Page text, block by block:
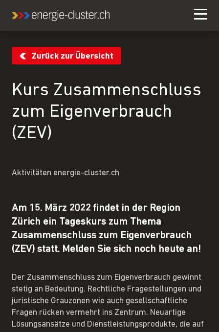
Zurück zur Übersicht
Kurs Zusammenschluss
zum Eigenverbrauch
(ZEV)
Aktivitäten energie-cluster.ch
Am 15. März 2022 findet in der Region
Zürich ein Tageskurs zum Thema
Zusammenschluss zum Eigenverbrauch
(ZEV) statt. Melden Sie sich noch heute an!
Der Zusammenschluss zum Eigenverbrauch gewinnt
stetig an Bedeutung. Rechtliche Fragestellungen und
juristische Grauzonen wie auch gesellschaftliche
Fragen rücken vermehrt ins Zentrum. Neuartige
Lösungsansätze und Dienstleistungsprodukte, die auf